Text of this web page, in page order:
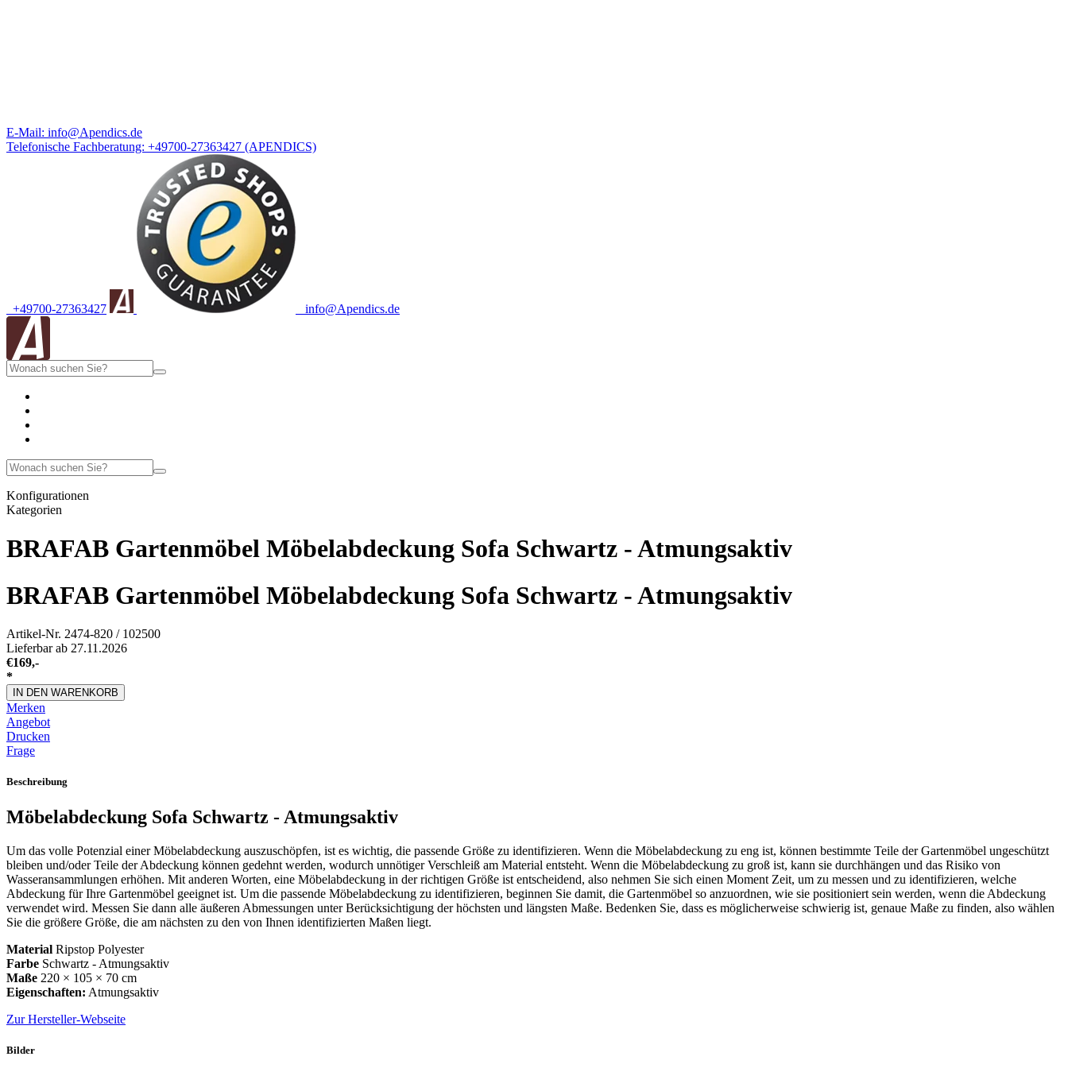
E-Mail: info@Apendics.de
Telefonische Fachberatung: +49700-27363427 (APENDICS)
+49700-27363427 info@Apendics.de
Konfigurationen
Kategorien
BRAFAB Gartenmöbel Möbelabdeckung Sofa Schwartz - Atmungsaktiv
BRAFAB Gartenmöbel Möbelabdeckung Sofa Schwartz - Atmungsaktiv
Artikel-Nr. 2474-820 / 102500
Lieferbar ab 27.11.2026
€169,-
*
IN DEN WARENKORB
Merken
Angebot
Drucken
Frage
Beschreibung
Möbelabdeckung Sofa Schwartz - Atmungsaktiv
Um das volle Potenzial einer Möbelabdeckung auszuschöpfen, ist es wichtig, die passende Größe zu identifizieren. Wenn die Möbelabdeckung zu eng ist, können bestimmte Teile der Gartenmöbel ungeschützt
bleiben und/oder Teile der Abdeckung können gedehnt werden, wodurch unnötiger Verschleiß am Material entsteht. Wenn die Möbelabdeckung zu groß ist, kann sie durchhängen und das Risiko von
Wasseransammlungen erhöhen. Mit anderen Worten, eine Möbelabdeckung in der richtigen Größe ist entscheidend, also nehmen Sie sich einen Moment Zeit, um zu messen und zu identifizieren, welche
Abdeckung für Ihre Gartenmöbel geeignet ist. Um die passende Möbelabdeckung zu identifizieren, beginnen Sie damit, die Gartenmöbel so anzuordnen, wie sie positioniert sein werden, wenn die Abdeckung
verwendet wird. Messen Sie dann alle äußeren Abmessungen unter Berücksichtigung der höchsten und längsten Maße. Bedenken Sie, dass es möglicherweise schwierig ist, genaue Maße zu finden, also wählen
Sie die größere Größe, die am nächsten zu den von Ihnen identifizierten Maßen liegt.
Material Ripstop Polyester
Farbe Schwartz - Atmungsaktiv
Maße 220 × 105 × 70 cm
Eigenschaften: Atmungsaktiv
Zur Hersteller-Webseite
Bilder